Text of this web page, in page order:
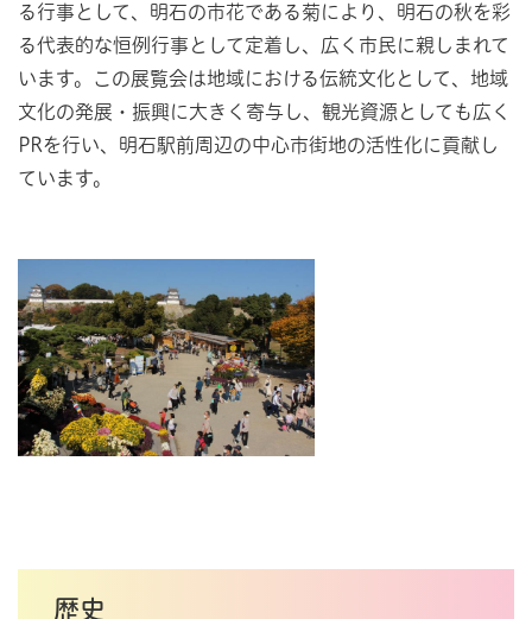
る行事として、明石の市花である菊により、明石の秋を彩
る代表的な恒例行事として定着し、広く市民に親しまれて
います。この展覧会は地域における伝統文化として、地域
文化の発展・振興に大きく寄与し、観光資源としても広く
PRを行い、明石駅前周辺の中心市街地の活性化に貢献し
ています。
歴史